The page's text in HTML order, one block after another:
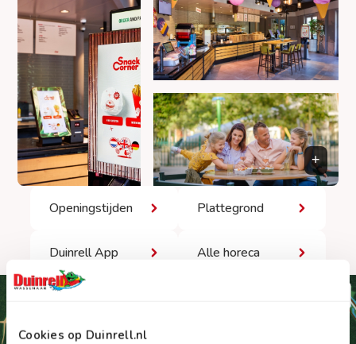
Cookies op Duinrell.nl
Openingstijden Plattegrond
Duinrell App Alle horeca